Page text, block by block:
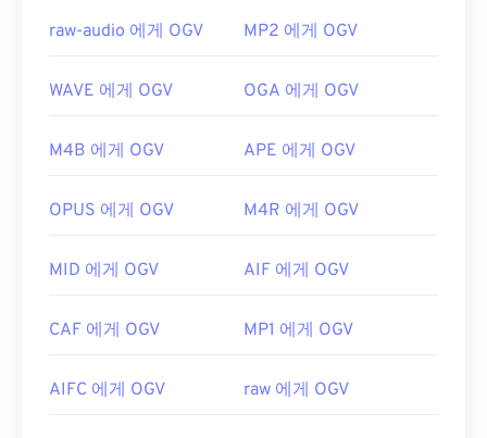
raw-audio 에게 OGV MP2 에게 OGV
WAVE 에게 OGV OGA 에게 OGV
M4B 에게 OGV APE 에게 OGV
OPUS 에게 OGV M4R 에게 OGV
MID 에게 OGV AIF 에게 OGV
CAF 에게 OGV MP1 에게 OGV
AIFC 에게 OGV raw 에게 OGV